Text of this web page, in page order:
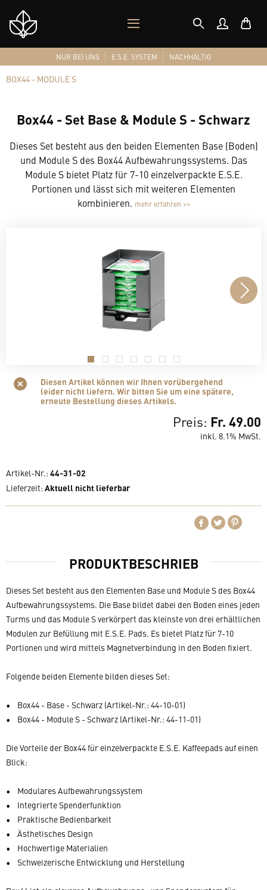
Shop
Logo
MOBILES
MENÜ
NUR BEI UNS E.S.E. SYSTEM NACHHALTIG
BOX44 - MODULE S
Box44 - Set Base & Module S - Schwarz
Dieses Set besteht aus den beiden Elementen Base (Boden)
und Module S des Box44 Aufbewahrungssystems. Das
Module S bietet Platz für 7-10 einzelverpackte E.S.E.
Portionen und lässt sich mit weiteren Elementen
kombinieren. mehr erfahren >>
. . . . . .
.
Diesen Artikel können wir Ihnen vorübergehend
leider nicht liefern. Wir bitten Sie um eine spätere,
erneute Bestellung dieses Artikels.
Preis: Fr. 49.00
inkl. 8.1% MwSt.
Artikel-Nr.: 44-31-02
Lieferzeit: Aktuell nicht lieferbar
PRODUKTBESCHRIEB
Dieses Set besteht aus den Elementen Base und Module S des Box44
Aufbewahrungssystems. Die Base bildet dabei den Boden eines jeden
Turms und das Module S verkörpert das kleinste von drei erhältlichen
Modulen zur Befüllung mit E.S.E. Pads. Es bietet Platz für 7-10
Portionen und wird mittels Magnetverbindung in den Boden fixiert.
Folgende beiden Elemente bilden dieses Set:
• Box44 - Base - Schwarz (Artikel-Nr.: 44-10-01)
• Box44 - Module S - Schwarz (Artikel-Nr.: 44-11-01)
Die Vorteile der Box44 für einzelverpackte E.S.E. Kaffeepads auf einen
Blick:
• Modulares Aufbewahrungssystem
• Integrierte Spenderfunktion
• Praktische Bedienbarkeit
• Ästhetisches Design
• Hochwertige Materialien
• Schweizerische Entwicklung und Herstellung